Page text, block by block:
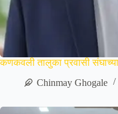
कणकवली तालुका प्रवासी
Chinmay Ghogale